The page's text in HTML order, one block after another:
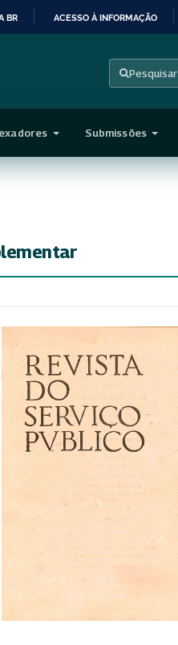
BR ACESSO À INFORMAÇÃO
Pesquisar
Submissões